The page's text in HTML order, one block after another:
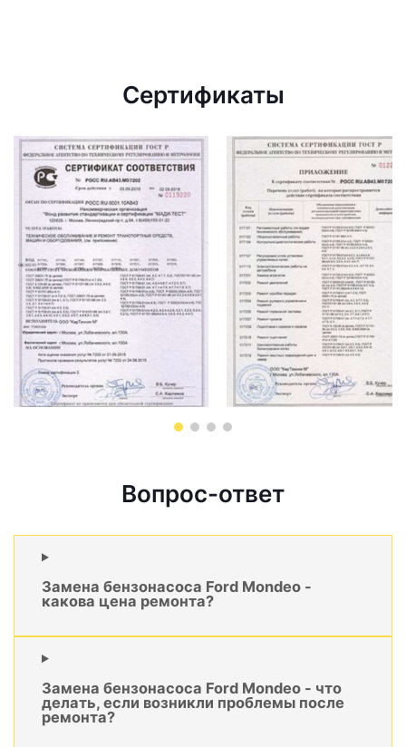
Сертификаты
Вопрос-ответ
Замена бензонасоса Ford Mondeo -
какова цена ремонта?
Замена бензонасоса Ford Mondeo - что
делать, если возникли проблемы после
ремонта?